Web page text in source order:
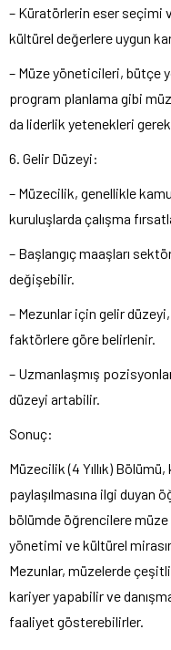
– Küratörlerin eser seçimi
kültürel değerlere uygun
– Müze yöneticileri, bütçe
program planlama gibi
da liderlik yetenekleri
6. Gelir Düzeyi:
– Müzecilik, genellikle
kuruluşlarda çalışma
– Başlangıç ​​maaşları
değişebilir.
– Mezunlar için gelir
faktörlere göre belirlenir.
– Uzmanlaşmış
düzeyi artabilir.
Sonuç:
Müzecilik (4 Yıllık)
paylaşılmasına ilgi duyan
bölümde öğrencilere
yönetimi ve kültürel
Mezunlar, müzelerde
kariyer yapabilir ve
faaliyet gösterebilirler.